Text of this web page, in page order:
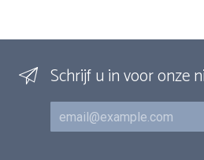
Schrijf u in voor onze
E-mail